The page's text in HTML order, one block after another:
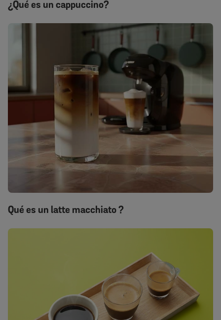
¿Qué es un cappuccino?
Qué es un latte macchiato ?